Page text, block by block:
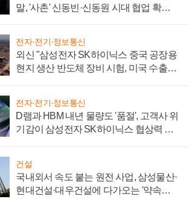
말, '사촌' 신동빈·신동원 시대 협업 확대
전자·전기·정보통신
외신 "삼성전자 SK하이닉스 중국 공장용
현지 생산 반도체 장비 시험, 미국 수출통
전자·전기·정보통신
D램과 HBM 내년 물량도 '품절', 고객사 위
기감이 삼성전자 SK하이닉스 협상력 더
건설
국내외서 속도 붙는 원전 사업, 삼성물산·
현대건설·대우건설에 다가오는 '약속의